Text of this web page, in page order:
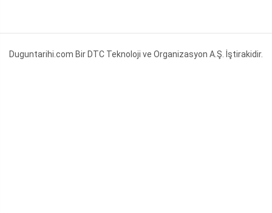
Duguntarihi.com Bir DTC Teknoloji ve Organizasyon A.Ş. İştirakidir.